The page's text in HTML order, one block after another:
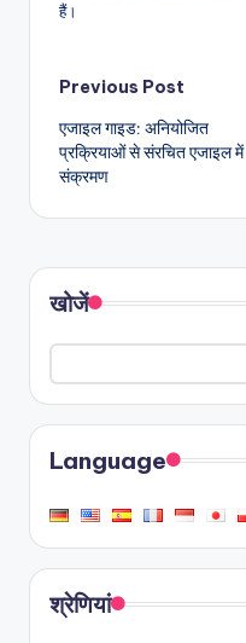
हैं।
Post
navigation
Previous Post
एजाइल गाइड: अनियोजित
प्रक्रियाओं से संरचित एजाइल में
संक्रमण
खोजें
Language
श्रेणियां